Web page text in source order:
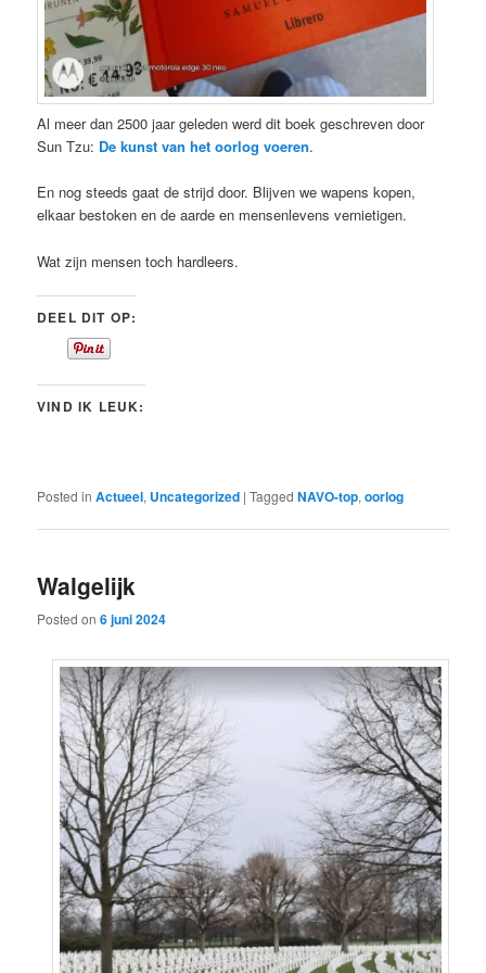
Al meer dan 2500 jaar geleden werd dit boek geschreven door
Sun Tzu: De kunst van het oorlog voeren.
En nog steeds gaat de strijd door. Blijven we wapens kopen,
elkaar bestoken en de aarde en mensenlevens vernietigen.
Wat zijn mensen toch hardleers.
DEEL DIT OP:
VIND IK LEUK:
Posted in Actueel, Uncategorized |Tagged NAVO-top,oorlog
Walgelijk
Posted on6 juni 2024